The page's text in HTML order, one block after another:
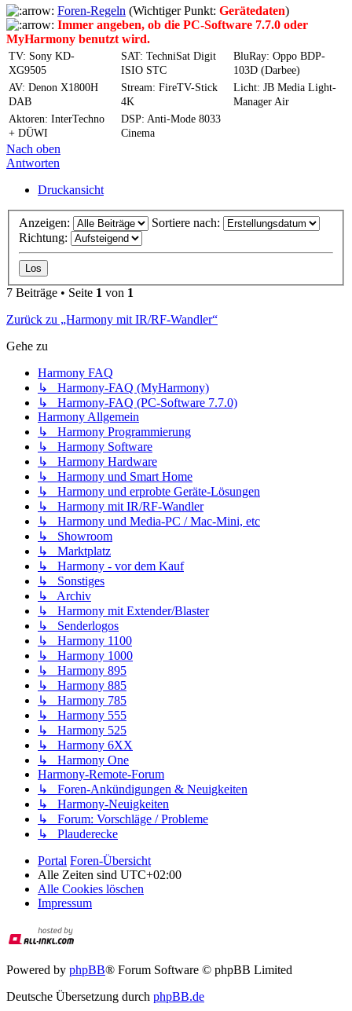
Foren-Regeln (Wichtiger Punkt: Gerätedaten)
Immer angeben, ob die PC-Software 7.7.0 oder
MyHarmony benutzt wird.
TV: Sony KD-
XG9505
SAT: TechniSat Digit
ISIO STC
BluRay: Oppo BDP-
103D (Darbee)
AV: Denon X1800H
DAB
Stream: FireTV-Stick
4K
Licht: JB Media Light-
Manager Air
Aktoren: InterTechno
+ DÜWI
DSP: Anti-Mode 8033
Cinema
Nach oben
Antworten
Druckansicht
Anzeigen:
Sortiere nach:
Richtung:
7 Beiträge • Seite 1 von 1
Zurück zu „Harmony mit IR/RF-Wandler“
Gehe zu
Harmony FAQ
↳ Harmony-FAQ (MyHarmony)
↳ Harmony-FAQ (PC-Software 7.7.0)
Harmony Allgemein
↳ Harmony Programmierung
↳ Harmony Software
↳ Harmony Hardware
↳ Harmony und Smart Home
↳ Harmony und erprobte Geräte-Lösungen
↳ Harmony mit IR/RF-Wandler
↳ Harmony und Media-PC / Mac-Mini, etc
↳ Showroom
↳ Marktplatz
↳ Harmony - vor dem Kauf
↳ Sonstiges
↳ Archiv
↳ Harmony mit Extender/Blaster
↳ Senderlogos
↳ Harmony 1100
↳ Harmony 1000
↳ Harmony 895
↳ Harmony 885
↳ Harmony 785
↳ Harmony 555
↳ Harmony 525
↳ Harmony 6XX
↳ Harmony One
Harmony-Remote-Forum
↳ Foren-Ankündigungen & Neuigkeiten
↳ Harmony-Neuigkeiten
↳ Forum: Vorschläge / Probleme
↳ Plauderecke
Portal Foren-Übersicht
Alle Zeiten sind UTC+02:00
Alle Cookies löschen
Impressum
Powered by phpBB® Forum Software © phpBB Limited
Deutsche Übersetzung durch phpBB.de